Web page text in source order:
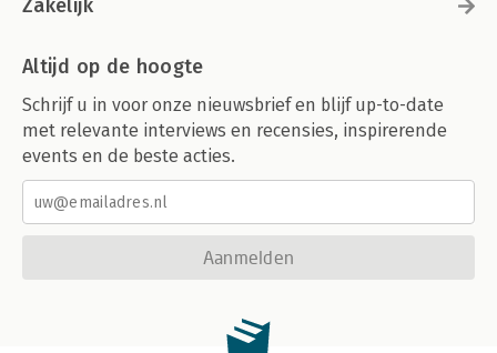
Zakelijk
Altijd op de hoogte
Schrijf u in voor onze nieuwsbrief en blijf up-to-date
met relevante interviews en recensies, inspirerende
events en de beste acties.
Aanmelden